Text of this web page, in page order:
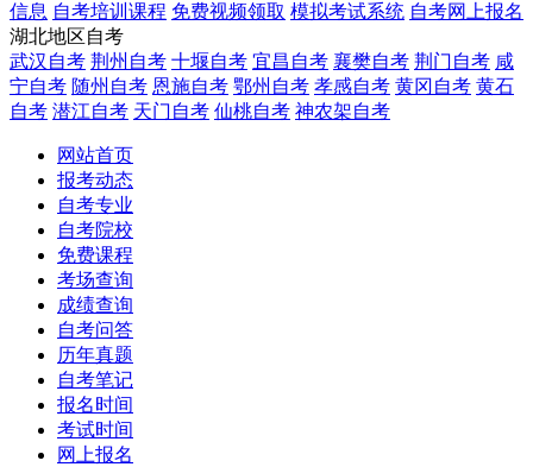
信息 自考培训课程 免费视频领取 模拟考试系统 自考网上报名
湖北地区自考
武汉自考 荆州自考 十堰自考 宜昌自考 襄樊自考 荆门自考 咸
宁自考 随州自考 恩施自考 鄂州自考 孝感自考 黄冈自考 黄石
自考 潜江自考 天门自考 仙桃自考 神农架自考
网站首页
报考动态
自考专业
自考院校
免费课程
考场查询
成绩查询
自考问答
历年真题
自考笔记
报名时间
考试时间
网上报名